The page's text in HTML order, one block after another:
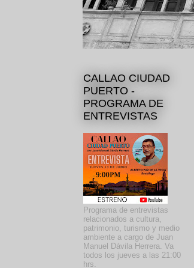
CALLAO CIUDAD
PUERTO -
PROGRAMA DE
ENTREVISTAS
Programa de entrevistas
relacionados a cultura,
patrimonio, turismo y medio
ambiente a cargo de Juan
Manuel Dávila Herrera. Va
todos los jueves a las 21:00
hrs.